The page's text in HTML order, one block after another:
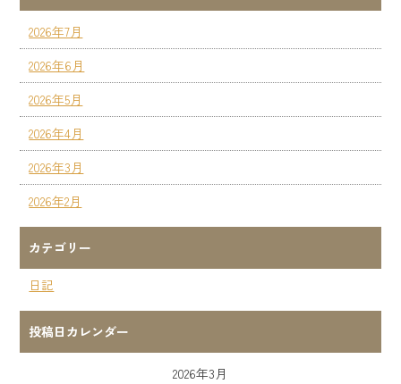
2026年7月
2026年6月
2026年5月
2026年4月
2026年3月
2026年2月
カテゴリー
日記
投稿日カレンダー
2026年3月